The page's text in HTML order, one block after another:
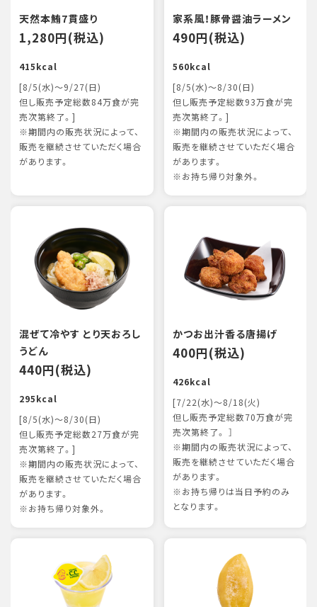
天然本鮪7貫盛り
1,280円(税込)
415kcal
[8/5(水)～9/27(日)
但し販売予定総数84万食が完
売次第終了。]
※期間内の販売状況によって、
販売を継続させていただく場合
があります。
家系風！豚骨醤油ラーメン
490円(税込)
560kcal
[8/5(水)～8/30(日)
但し販売予定総数93万食が完
売次第終了。]
※期間内の販売状況によって、
販売を継続させていただく場合
があります。
※お持ち帰り対象外。
混ぜて冷やす とり天おろし
うどん
440円(税込)
295kcal
[8/5(水)～8/30(日)
但し販売予定総数27万食が完
売次第終了。]
※期間内の販売状況によって、
販売を継続させていただく場合
があります。
※お持ち帰り対象外。
かつお出汁香る唐揚げ
400円(税込)
426kcal
[7/22(水)～8/18(火)
但し販売予定総数70万食が完
売次第終了。 ］
※期間内の販売状況によって、
販売を継続させていただく場合
があります。
※お持ち帰りは当日予約のみ
となります。